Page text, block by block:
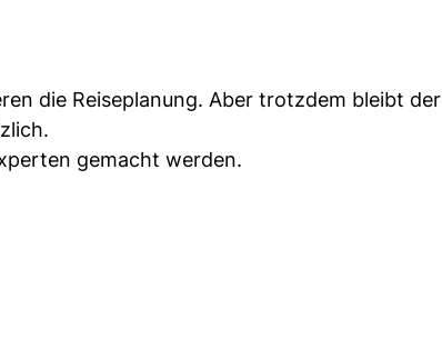
die Reiseplanung. Aber trotzdem bleibt der
gemacht werden.